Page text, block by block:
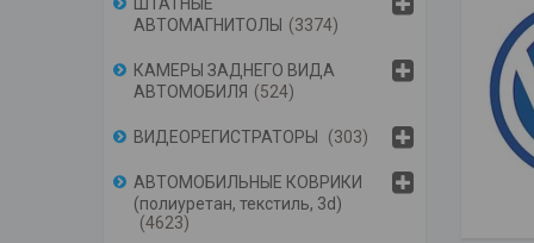
ШТАТНЫЕ
АВТОМАГНИТОЛЫ
3374
КАМЕРЫ ЗАДНЕГО ВИДА
АВТОМОБИЛЯ
524
ВИДЕОРЕГИСТРАТОРЫ 303
АВТОМОБИЛЬНЫЕ КОВРИКИ
(полиуретан, текстиль, 3d)
4623